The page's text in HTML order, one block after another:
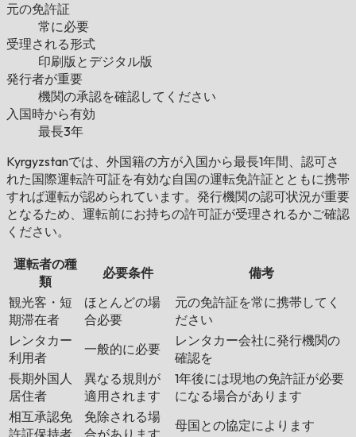
元の免許証
常に必要
受理される形式
印刷版とデジタル版
発行者が重要
機関の承認を確認してください
入国時から有効
最長3年
Kyrgyzstanでは、外国籍の方が入国から最長1年間、認可さ
れた国際運転許可証を有効な自国の運転免許証とともに携帯
すれば運転が認められています。発行機関の認可状況が重要
となるため、運転前にお持ちの許可証が受理されるかご確認
ください。
運転者の種
類
必要条件
備考
観光客・短
期滞在者
ほとんどの場
合必要
元の免許証を常に携帯してく
ださい
レンタカー
利用者
一般的に必要
レンタカー会社に発行機関の
確認を
長期外国人
居住者
異なる規則が
適用されます
1年後には現地の免許証が必要
になる場合があります
相互承認免
免除される場
母国との協定によります